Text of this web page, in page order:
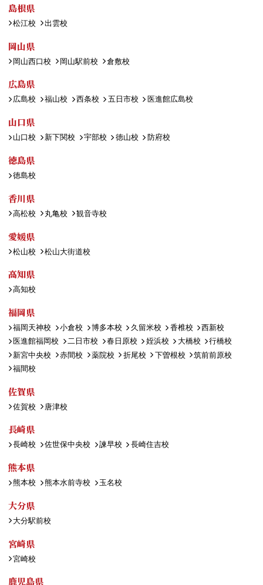
島根県
松江校 出雲校
岡山県
岡山西口校 岡山駅前校 倉敷校
広島県
広島校 福山校 西条校 五日市校 医進館広島校
山口県
山口校 新下関校 宇部校 徳山校 防府校
徳島県
徳島校
香川県
高松校 丸亀校 観音寺校
愛媛県
松山校 松山大街道校
高知県
高知校
福岡県
福岡天神校 小倉校 博多本校 久留米校 香椎校
西新校
医進館福岡校
二日市校 春日原校 姪浜校 大橋校
行橋校
新宮中央校
赤間校 薬院校 折尾校 下曽根校
筑前前原校
福間校
佐賀県
佐賀校 唐津校
長崎県
長崎校 佐世保中央校 諫早校 長崎住吉校
熊本県
熊本校 熊本水前寺校 玉名校
大分県
大分駅前校
宮崎県
宮崎校
鹿児島県